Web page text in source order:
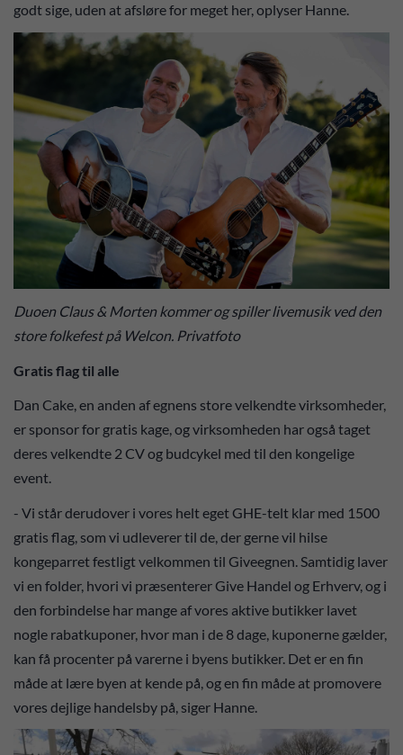
godt sige, uden at afsløre for meget her, oplyser Hanne.
Duoen Claus & Morten kommer og spiller livemusik ved den
store folkefest på Welcon. Privatfoto
Gratis flag til alle
Dan Cake, en anden af egnens store velkendte virksomheder,
er sponsor for gratis kage, og virksomheden har også taget
deres velkendte 2 CV og budcykel med til den kongelige
event.
- Vi står derudover i vores helt eget GHE-telt klar med 1500
gratis flag, som vi udleverer til de, der gerne vil hilse
kongeparret festligt velkommen til Giveegnen. Samtidig laver
vi en folder, hvori vi præsenterer Give Handel og Erhverv, og i
den forbindelse har mange af vores aktive butikker lavet
nogle rabatkuponer, hvor man i de 8 dage, kuponerne gælder,
kan få procenter på varerne i byens butikker. Det er en fin
måde at lære byen at kende på, og en fin måde at promovere
vores dejlige handelsby på, siger Hanne.